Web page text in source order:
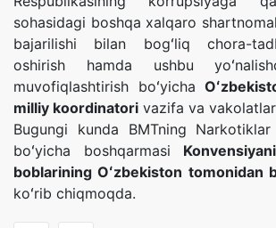
sohasidagi boshqa xalqaro
bajarilishi bilan bogʻliq chora-
oshirish hamda ushbu
muvofiqlashtirish boʻyicha
milliy koordinatori vazifa va
Bugungi kunda BMTning
boʻyicha boshqarmasi
boblarining Oʻzbekiston tomonidan
koʻrib chiqmoqda.